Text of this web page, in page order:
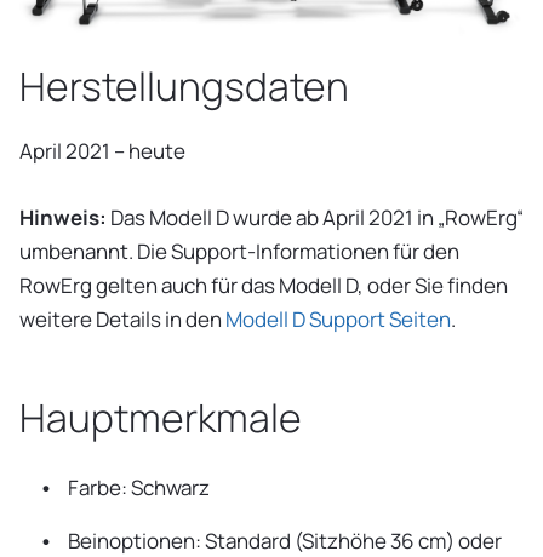
Herstellungsdaten
April 2021 – heute
Hinweis: Das Modell D wurde ab April 2021 in „RowErg“
umbenannt. Die Support-Informationen für den
RowErg gelten auch für das Modell D, oder Sie finden
weitere Details in den Modell D Support Seiten.
Hauptmerkmale
Farbe: Schwarz
Beinoptionen: Standard (Sitzhöhe 36 cm) oder